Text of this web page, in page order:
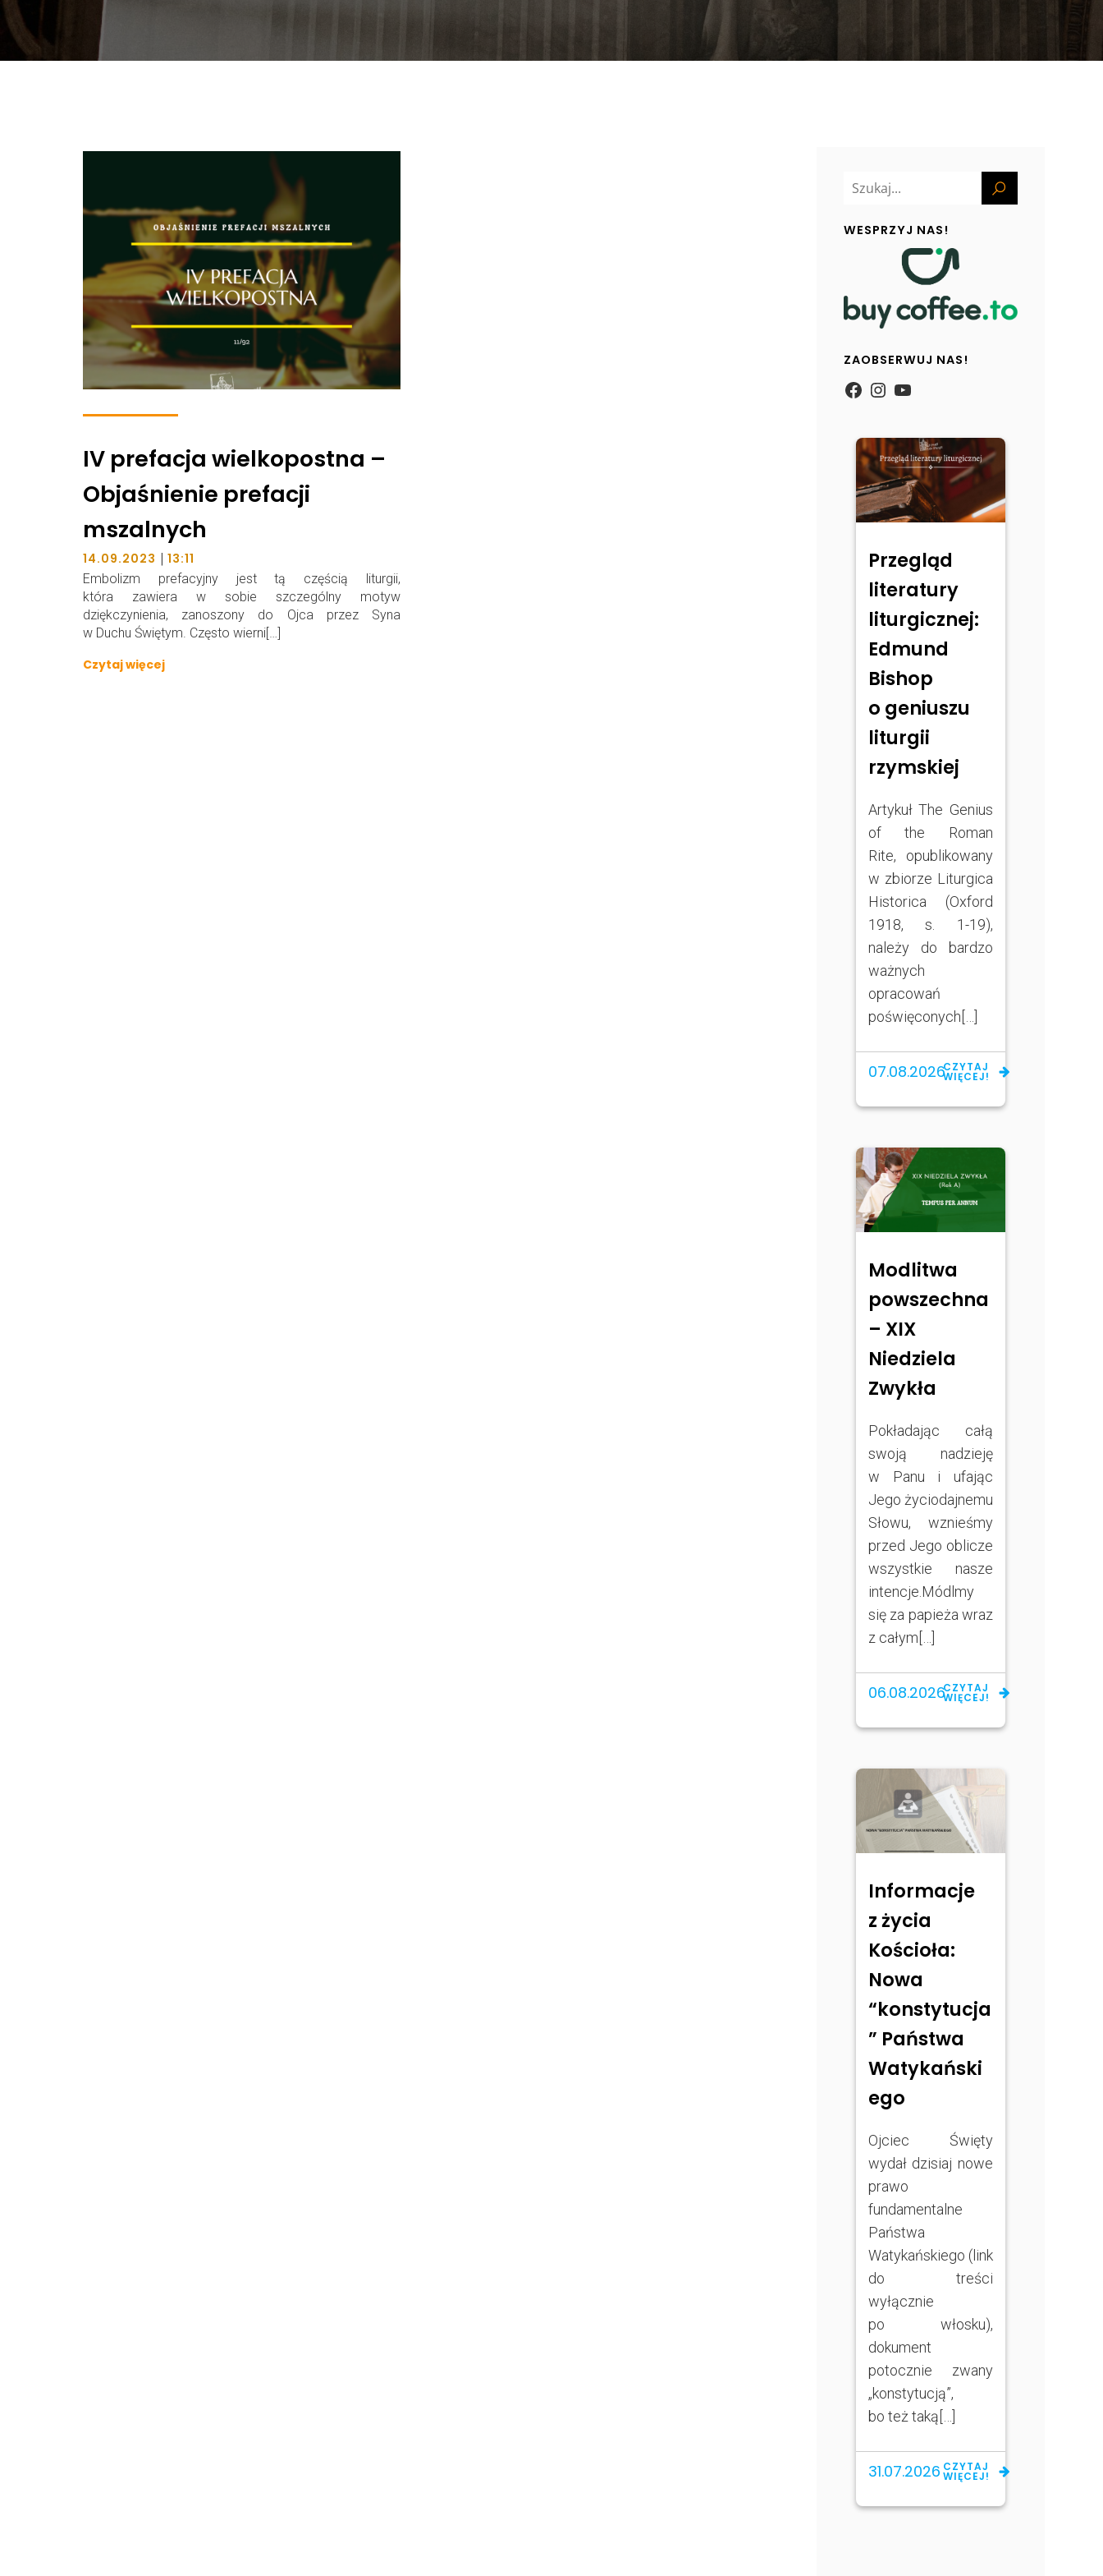
IV prefacja wielkopostna –
Objaśnienie prefacji
mszalnych
14.09.2023 | 13:11
Embolizm prefacyjny jest tą częścią liturgii,
która zawiera w sobie szczególny motyw
dziękczynienia, zanoszony do Ojca przez Syna
w Duchu Świętym. Często wierni[…]
Czytaj więcej
WESPRZYJ NAS!
ZAOBSERWUJ NAS!
https://
Instagram
YouTube
Przegląd
literatury
liturgicznej:
Edmund
Bishop
o geniuszu
liturgii
rzymskiej
Artykuł The Genius
of the Roman
Rite, opublikowany
w zbiorze Liturgica
Historica (Oxford
1918, s. 1-19),
należy do bardzo
ważnych
opracowań
poświęconych[…]
07.08.2026CZYTAJ
WIĘCEJ!
Modlitwa
powszechna
– XIX
Niedziela
Zwykła
Pokładając całą
swoją nadzieję
w Panu i ufając
Jego życiodajnemu
Słowu, wznieśmy
przed Jego oblicze
wszystkie nasze
intencje.Módlmy
się za papieża wraz
z całym[…]
06.08.2026CZYTAJ
WIĘCEJ!
Informacje
z życia
Kościoła:
Nowa
“konstytucja
” Państwa
Watykański
ego
Ojciec Święty
wydał dzisiaj nowe
prawo
fundamentalne
Państwa
Watykańskiego (link
do treści
wyłącznie
po włosku),
dokument
potocznie zwany
„konstytucją”,
bo też taką[…]
31.07.2026 CZYTAJ
WIĘCEJ!